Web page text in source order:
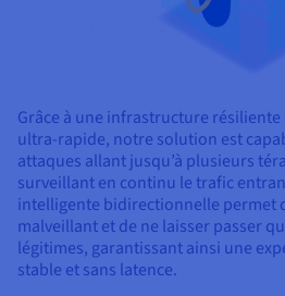
Grâce à une infrastructure
ultra-rapide, notre solution est
attaques allant jusqu’à plusieurs
surveillant en continu le trafic
intelligente bidirectionnelle permet
malveillant et de ne laisser passer
légitimes, garantissant ainsi une
stable et sans latence.